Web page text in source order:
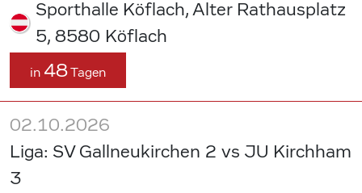
Sporthalle Köflach, Alter Rathausplatz
5, 8580 Köflach
in 48Tagen
02.10.2026
Liga: SV Gallneukirchen 2 vs JU Kirchham
3